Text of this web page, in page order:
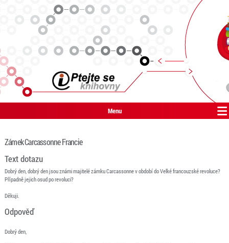
Menu
Zámek Carcassonne Francie
Text dotazu
Dobrý den, dobrý den jsou známi majitelé zámku Carcassonne v období do Velké francouzské revoluce?
Případně jejich osud po revoluci?
Děkuji.
Odpověď
Dobrý den,